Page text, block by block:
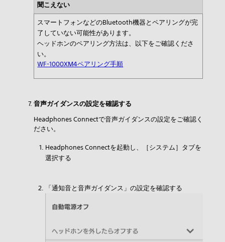
聞こえない
スマートフォンなどのBluetooth機器とペアリングが完
了していない可能性があります。
ヘッドホンのペアリング方法は、以下をご確認くださ
い。
WF-1000XM4ペアリング手順
音声ガイダンスの設定を確認する
Headphones Connectで音声ガイダンスの設定をご確認く
ださい。
Headphones Connectを起動し、［システム］タブを
選択する
「通知音と音声ガイダンス」の設定を確認する